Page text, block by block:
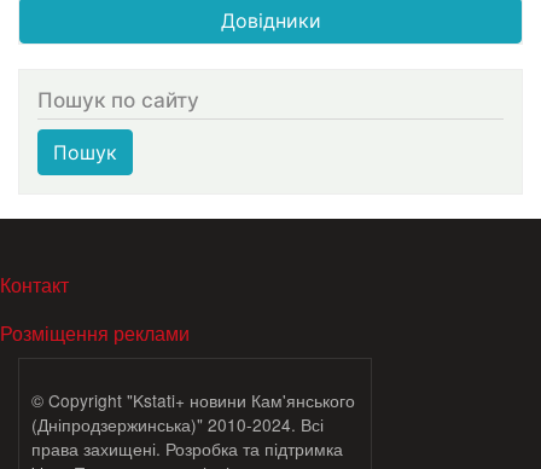
Довідники
Пошук по сайту
Пошук
МЕНЮ В ПОДВАЛЕ
Контакт
Розміщення реклами
© Copyright "Kstati+ новини Кам'янського
(Дніпродзержинська)" 2010-2024. Всі
права захищені. Розробка та підтримка